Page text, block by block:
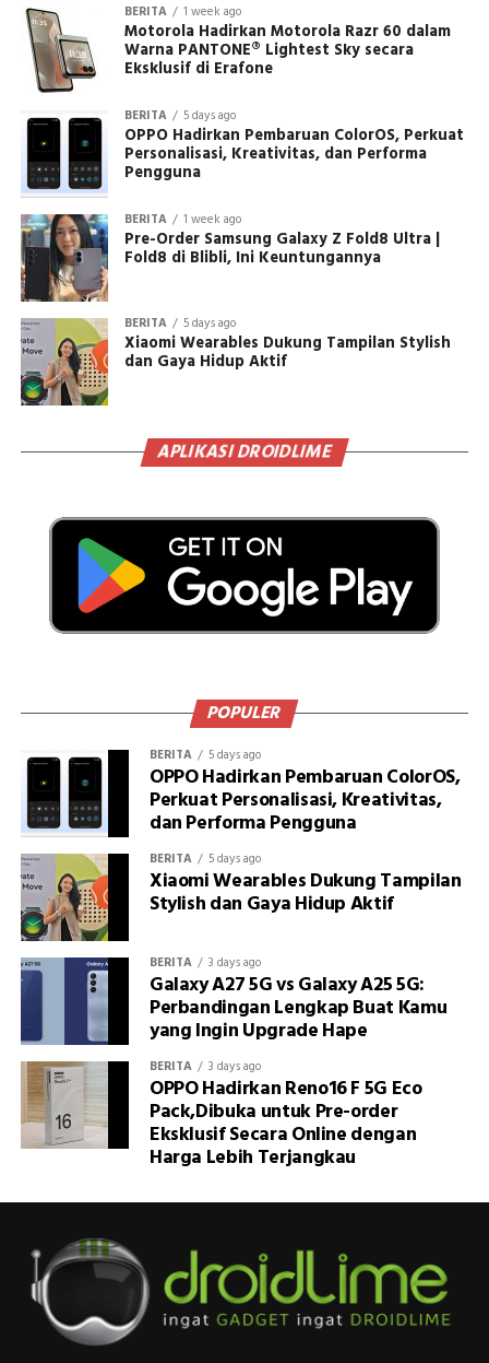
BERITA 1 week ago
Motorola Hadirkan Motorola Razr 60 dalam
Warna PANTONE® Lightest Sky secara
Eksklusif di Erafone
BERITA 5 days ago
OPPO Hadirkan Pembaruan ColorOS, Perkuat
Personalisasi, Kreativitas, dan Performa
Pengguna
BERITA 1 week ago
Pre-Order Samsung Galaxy Z Fold8 Ultra |
Fold8 di Blibli, Ini Keuntungannya
BERITA 5 days ago
Xiaomi Wearables Dukung Tampilan Stylish
dan Gaya Hidup Aktif
APLIKASI DROIDLIME
POPULER
BERITA 5 days ago
OPPO Hadirkan Pembaruan ColorOS,
Perkuat Personalisasi, Kreativitas,
dan Performa Pengguna
BERITA 5 days ago
Xiaomi Wearables Dukung Tampilan
Stylish dan Gaya Hidup Aktif
BERITA 3 days ago
Galaxy A27 5G vs Galaxy A25 5G:
Perbandingan Lengkap Buat Kamu
yang Ingin Upgrade Hape
BERITA 3 days ago
OPPO Hadirkan Reno16 F 5G Eco
Pack,Dibuka untuk Pre-order
Eksklusif Secara Online dengan
Harga Lebih Terjangkau